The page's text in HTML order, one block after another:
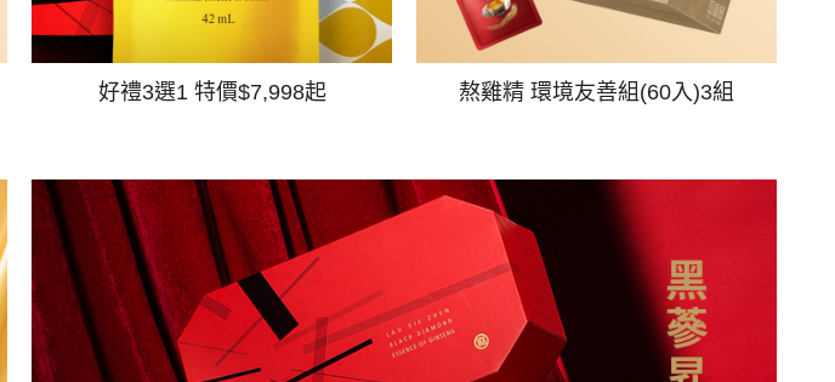
好禮3選1 特價$7,998起 熬雞精 環境友善組(60入)3組